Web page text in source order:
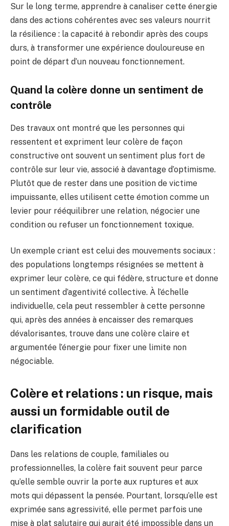
Sur le long terme, apprendre à canaliser cette énergie
dans des actions cohérentes avec ses valeurs nourrit
la résilience : la capacité à rebondir après des coups
durs, à transformer une expérience douloureuse en
point de départ d’un nouveau fonctionnement.
Quand la colère donne un sentiment de
contrôle
Des travaux ont montré que les personnes qui
ressentent et expriment leur colère de façon
constructive ont souvent un sentiment plus fort de
contrôle sur leur vie, associé à davantage d’optimisme.
Plutôt que de rester dans une position de victime
impuissante, elles utilisent cette émotion comme un
levier pour rééquilibrer une relation, négocier une
condition ou refuser un fonctionnement toxique.
Un exemple criant est celui des mouvements sociaux :
des populations longtemps résignées se mettent à
exprimer leur colère, ce qui fédère, structure et donne
un sentiment d’agentivité collective. À l’échelle
individuelle, cela peut ressembler à cette personne
qui, après des années à encaisser des remarques
dévalorisantes, trouve dans une colère claire et
argumentée l’énergie pour fixer une limite non
négociable.
Colère et relations : un risque, mais
aussi un formidable outil de
clarification
Dans les relations de couple, familiales ou
professionnelles, la colère fait souvent peur parce
qu’elle semble ouvrir la porte aux ruptures et aux
mots qui dépassent la pensée. Pourtant, lorsqu’elle est
exprimée sans agressivité, elle permet parfois une
mise à plat salutaire qui aurait été impossible dans un